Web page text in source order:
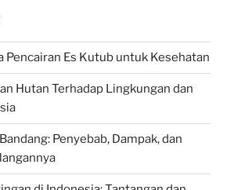
Pencairan Es Kutub untuk Kesehatan
Hutan Terhadap Lingkungan dan
Penyebab, Dampak, dan